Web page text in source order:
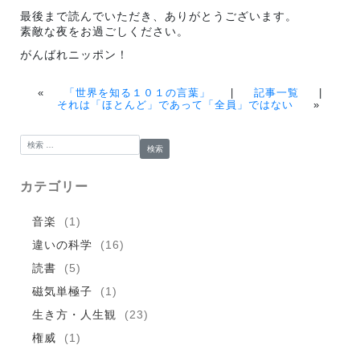
最後まで読んでいただき、ありがとうございます。
素敵な夜をお過ごしください。
がんばれニッポン！
« 「世界を知る１０１の言葉」 記事一覧
それは「ほとんど」であって「全員」ではない
»
検索:
カテゴリー
音楽
(1)
違いの科学
(16)
読書
(5)
磁気単極子
(1)
生き方・人生観
(23)
権威
(1)